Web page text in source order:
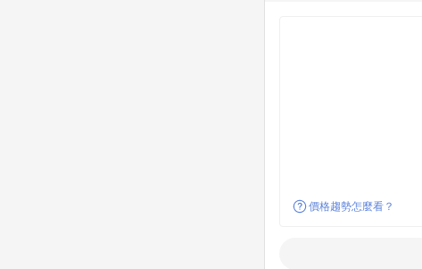
價格趨勢怎麼看？